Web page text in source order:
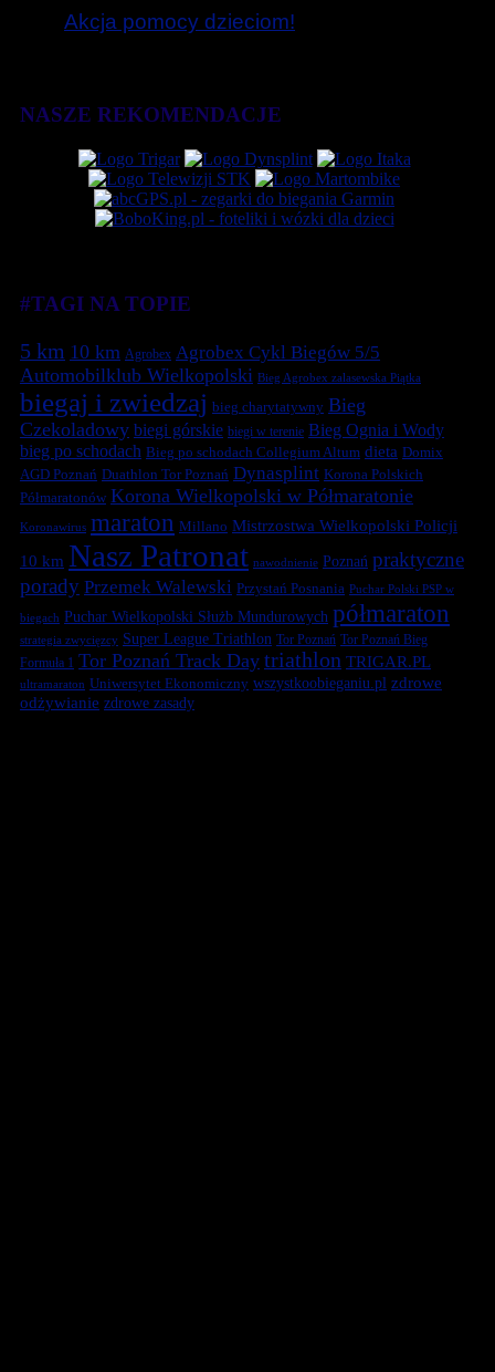
Akcja pomocy dzieciom!
NASZE REKOMENDACJE
#TAGI NA TOPIE
5 km 10 km Agrobex Agrobex Cykl Biegów 5/5
Automobilklub Wielkopolski Bieg Agrobex zalasewska Piątka
biegaj i zwiedzaj bieg charytatywny Bieg
Czekoladowy biegi górskie biegi w terenie Bieg Ognia i Wody
bieg po schodach Bieg po schodach Collegium Altum dieta Domix
AGD Poznań Duathlon Tor Poznań Dynasplint Korona Polskich
Półmaratonów Korona Wielkopolski w Półmaratonie
Koronawirus maraton Millano Mistrzostwa Wielkopolski Policji
10 km Nasz Patronat nawodnienie Poznań praktyczne
porady Przemek Walewski Przystań Posnania Puchar Polski PSP w
biegach Puchar Wielkopolski Służb Mundurowych półmaraton
strategia zwycięzcy Super League Triathlon Tor Poznań Tor Poznań Bieg
Formuła 1 Tor Poznań Track Day triathlon TRIGAR.PL
ultramaraton Uniwersytet Ekonomiczny wszystkoobieganiu.pl zdrowe
odżywianie zdrowe zasady